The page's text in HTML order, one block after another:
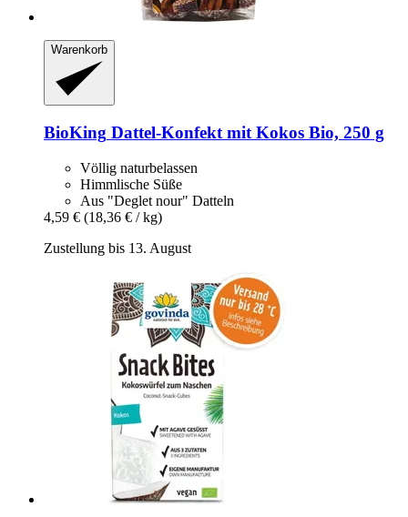
Warenkorb
BioKing Dattel-​Konfekt mit Kokos Bio, 250 g
Völlig naturbelassen
Himmlische Süße
Aus "Deglet nour" Datteln
4,59 € (18,36 € / kg)
Zustellung bis 13. August